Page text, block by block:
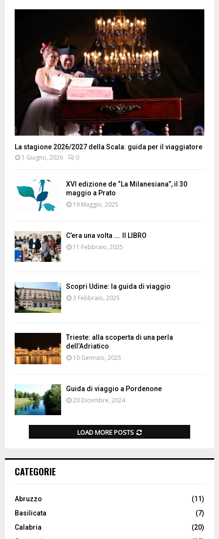
La stagione 2026/2027 della Scala: guida per il viaggiatore
1 Giugno, 2026 0
XVI edizione de “La Milanesiana”, il 30
maggio a Prato
19 Maggio, 2025
C’era una volta …. Il LIBRO
11 Febbraio, 2025
Scopri Udine: la guida di viaggio
3 Febbraio, 2025
Trieste: alla scoperta di una perla
dell’Adriatico
10 Gennaio, 2025
Guida di viaggio a Pordenone
20 Dicembre, 2024
LOAD MORE POSTS
CATEGORIE
Abruzzo
(11)
Basilicata
(7)
Calabria
(20)